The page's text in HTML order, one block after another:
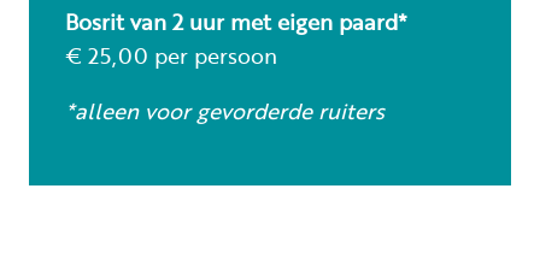
Bosrit van 2 uur met eigen paard*
€ 25,00 per persoon
*alleen voor gevorderde ruiters